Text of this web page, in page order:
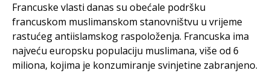
Francuske vlasti danas su obećale podršku
francuskom muslimanskom stanovništvu u vrijeme
rastućeg antiislamskog raspoloženja. Francuska ima
najveću europsku populaciju muslimana, više od 6
miliona, kojima je konzumiranje svinjetine zabranjeno.